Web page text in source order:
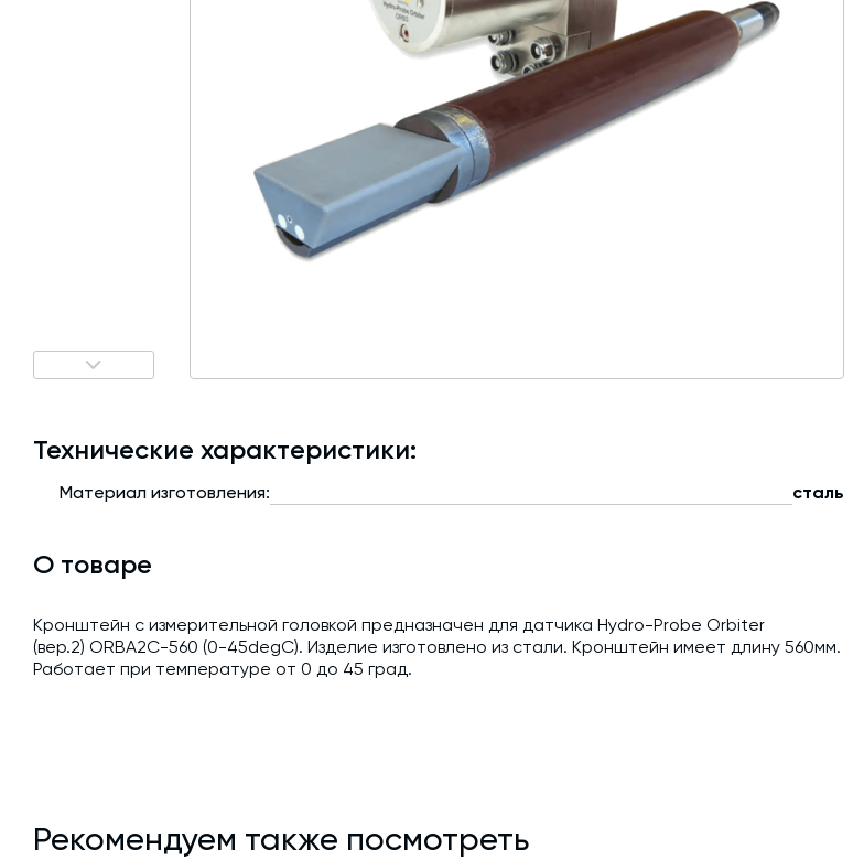
Промышленные фильтры и
Оборудование для производства ЖБИ
Телескопические загрузчики
Промышленные вибраторы
Околопрессовочное оборудование
Технические характеристики:
Материал изготовления: сталь
О товаре
Кронштейн с измерительной головкой предназначен для датчика Hydro-Probe Orbiter
(вер.2) ORBA2C-560 (0-45degC). Изделие изготовлено из стали. Кронштейн имеет длину 560мм.
Работает при температуре от 0 до 45 град.
Рекомендуем также посмотреть